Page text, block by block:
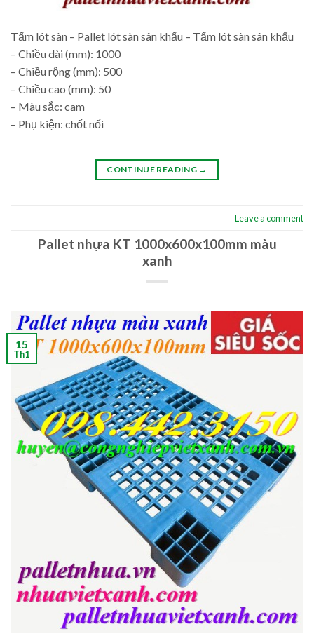
Tấm lót sàn – Pallet lót sàn sân khấu – Tấm lót sàn sân khấu
– Chiều dài (mm): 1000
– Chiều rộng (mm): 500
– Chiều cao (mm): 50
– Màu sắc: cam
– Phụ kiện: chốt nối
CONTINUE READING →
Leave a comment
Pallet nhựa KT 1000x600x100mm màu
xanh
15
Th1